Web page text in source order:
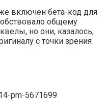
включен бета-код для
общему
но они, казалось,
с точки зрения